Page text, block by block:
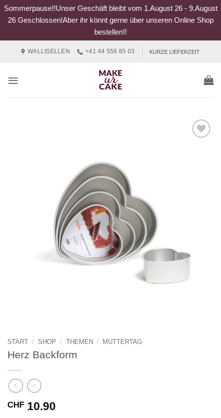
Sommerpause!!Unser Geschäft bleibt vom 1.August 26 - 9.August
26 Geschlossen!Aber ihr könnt gerne über unseren Online Shop
bestellen!!
WALLISELLEN +41 44 558 85 03 KURZE LIEFERZEIT
START / SHOP / THEMEN / MUTTERTAG
Herz Backform
CHF 10.90